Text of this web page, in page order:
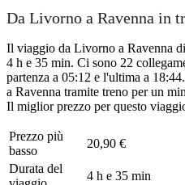
Da Livorno a Ravenna in
Il viaggio da Livorno a Ravenna
4 h e 35 min. Ci sono 22
partenza a 05:12 e l'ultima a
a Ravenna tramite treno per un
Il miglior prezzo per questo
Prezzo più
basso
20,90 €
Durata del
4 h e 35 min